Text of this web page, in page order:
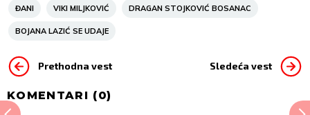
ĐANI VIKI MILJKOVIĆ DRAGAN STOJKOVIĆ BOSANAC
BOJANA LAZIĆ SE UDAJE
Prethodna vest Sledeća vest
KOMENTARI (0)